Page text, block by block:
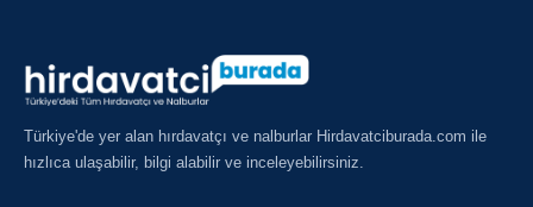
Türkiye'de yer alan hırdavatçı ve nalburlar Hirdavatciburada.com ile
hızlıca ulaşabilir, bilgi alabilir ve inceleyebilirsiniz.